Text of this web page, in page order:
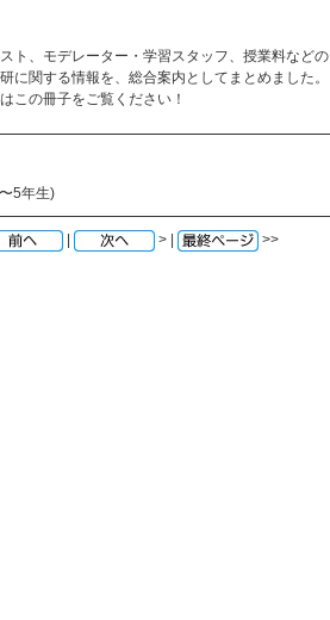
ト、モデレーター・学習スタッフ、授業料などの
に関する情報を、総合案内としてまとめました。
この冊子をご覧ください！
5年生)
> | >>